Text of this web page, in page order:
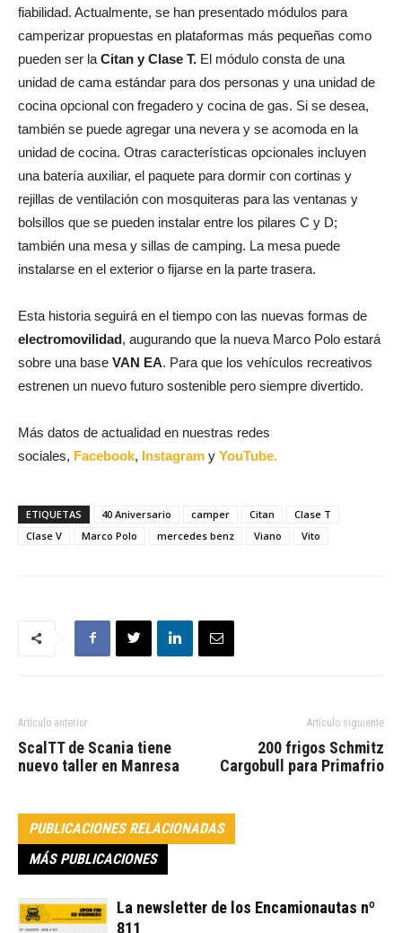
fiabilidad. Actualmente, se han presentado módulos para
camperizar propuestas en plataformas más pequeñas como
pueden ser la Citan y Clase T. El módulo consta de una
unidad de cama estándar para dos personas y una unidad de
cocina opcional con fregadero y cocina de gas. Si se desea,
también se puede agregar una nevera y se acomoda en la
unidad de cocina. Otras características opcionales incluyen
una batería auxiliar, el paquete para dormir con cortinas y
rejillas de ventilación con mosquiteras para las ventanas y
bolsillos que se pueden instalar entre los pilares C y D;
también una mesa y sillas de camping. La mesa puede
instalarse en el exterior o fijarse en la parte trasera.
Esta historia seguirá en el tiempo con las nuevas formas de
electromovilidad, augurando que la nueva Marco Polo estará
sobre una base VAN EA. Para que los vehículos recreativos
estrenen un nuevo futuro sostenible pero siempre divertido.
Más datos de actualidad en nuestras redes
sociales, Facebook, Instagram y YouTube.
ETIQUETAS 40 Aniversario camper Citan
Clase T
Clase V
Marco Polo mercedes benz Viano Vito
Artículo anterior
ScalTT de Scania tiene
nuevo taller en Manresa
Artículo siguiente
200 frigos Schmitz
Cargobull para Primafrio
PUBLICACIONES RELACIONADAS
MÁS PUBLICACIONES
La newsletter de los Encamionautas nº
811